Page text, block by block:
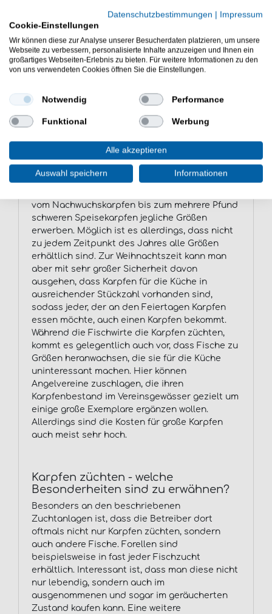
den kleinen Durchmesser der Bohrung
miteinander verkeilen. Nun gelangt nur noch
Mais ins Wasser, wenn an der Stange, die im
Loch steckt, gerüttelt wird. Es dauert laut
Aussage eines befragten Fischzüchters nicht
durchschaut haben. Sie betätigen dann
zielgerichtet den Hebel, um an ihre Nahrung zu
gelangen.
Karpfen züchten - welche
Fischgrößen kann man erwerben?
vom Nachwuchskarpfen bis zum mehrere Pfund
schweren Speisekarpfen jegliche Größen
erwerben. Möglich ist es allerdings, dass nicht
zu jedem Zeitpunkt des Jahres alle Größen
erhältlich sind. Zur Weihnachtszeit kann man
aber mit sehr großer Sicherheit davon
ausgehen, dass Karpfen für die Küche in
ausreichender Stückzahl vorhanden sind,
sodass jeder, der an den Feiertagen Karpfen
essen möchte, auch einen Karpfen bekommt.
Während die Fischwirte die Karpfen züchten,
kommt es gelegentlich auch vor, dass Fische zu
Größen heranwachsen, die sie für die Küche
uninteressant machen. Hier können
Angelvereine zuschlagen, die ihren
Karpfenbestand im Vereinsgewässer gezielt um
einige große Exemplare ergänzen wollen.
Allerdings sind die Kosten für große Karpfen
auch meist sehr hoch.
Karpfen züchten - welche
Besonderheiten sind zu erwähnen?
Besonders an den beschriebenen
Zuchtanlagen ist, dass die Betreiber dort
oftmals nicht nur Karpfen züchten, sondern
auch andere Fische. Forellen sind
beispielsweise in fast jeder Fischzucht
erhältlich. Interessant ist, dass man diese nicht
nur lebendig, sondern auch im
ausgenommenen und sogar im geräucherten
Zustand kaufen kann. Eine weitere
Datenschutzbestimmungen | Impressum
Cookie-Einstellungen
Wir können diese zur Analyse unserer Besucherdaten platzieren, um unsere
Webseite zu verbessern, personalisierte Inhalte anzuzeigen und Ihnen ein
großartiges Webseiten-Erlebnis zu bieten. Für weitere Informationen zu den
von uns verwendeten Cookies öffnen Sie die Einstellungen.
Notwendig Performance
Funktional Werbung
Alle akzeptieren
Auswahl speichern Informationen